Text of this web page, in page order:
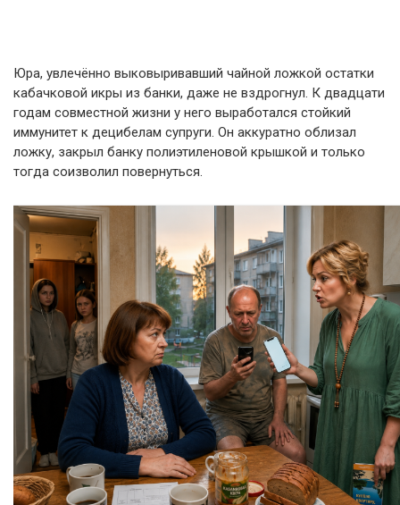
Юра, увлечённо выковыривавший чайной ложкой остатки
кабачковой икры из банки, даже не вздрогнул. К двадцати
годам совместной жизни у него выработался стойкий
иммунитет к децибелам супруги. Он аккуратно облизал
ложку, закрыл банку полиэтиленовой крышкой и только
тогда соизволил повернуться.